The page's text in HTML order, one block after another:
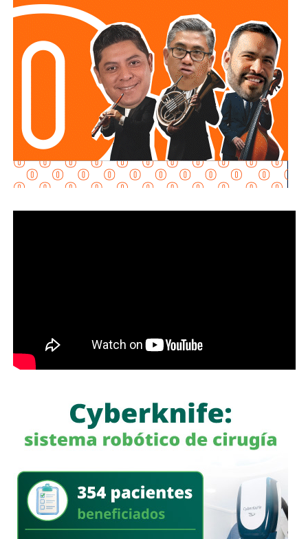
inversión permitirá reducir riesgos para el personal
operativo, atender con mayor rapidez situaciones de
emergencia y garantizar más seguridad y tranquilidad a las
familias potosinas.
Defensa Nacional mediante la aplicación del Plan DN-III-E,